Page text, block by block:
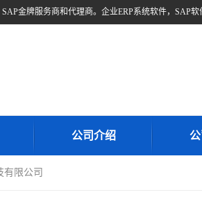
公司介绍
限公司